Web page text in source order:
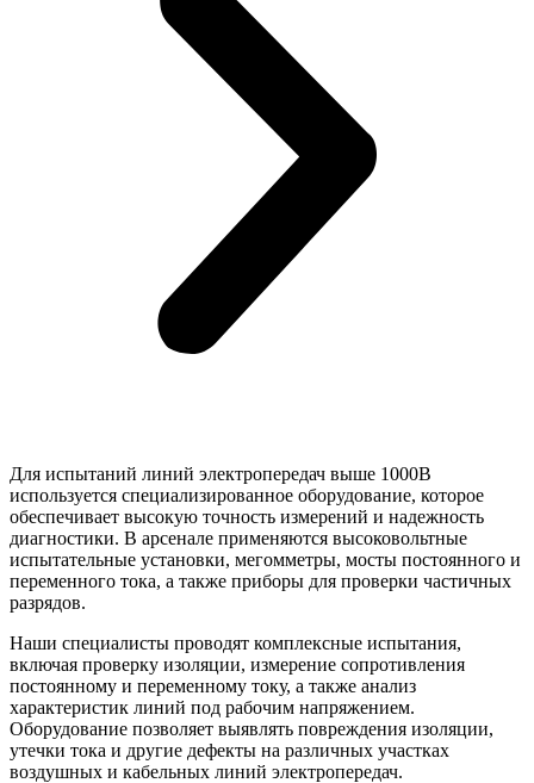
Для испытаний линий электропередач выше 1000В
используется специализированное оборудование, которое
обеспечивает высокую точность измерений и надежность
диагностики. В арсенале применяются высоковольтные
испытательные установки, мегомметры, мосты постоянного и
переменного тока, а также приборы для проверки частичных
разрядов.
Наши специалисты проводят комплексные испытания,
включая проверку изоляции, измерение сопротивления
постоянному и переменному току, а также анализ
характеристик линий под рабочим напряжением.
Оборудование позволяет выявлять повреждения изоляции,
утечки тока и другие дефекты на различных участках
воздушных и кабельных линий электропередач.